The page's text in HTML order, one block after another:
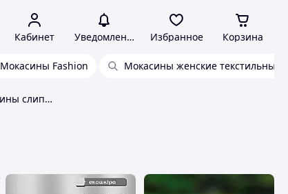
Кабинет Уведомления Избранное Корзина
Мокасины Fashion Мокасины женские текстильные
Легкие дышащие мокасины слипоны женские